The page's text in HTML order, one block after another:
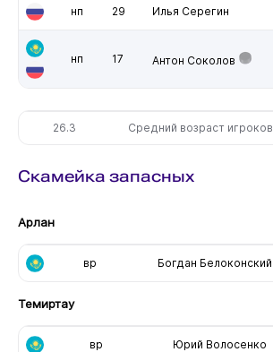
нп 29 Илья Серегин
нп 17 Антон Соколов
26.3 Средний возраст игроков
Скамейка запасных
Арлан
вр Богдан Белоконский
Темиртау
вр Юрий Волосенко